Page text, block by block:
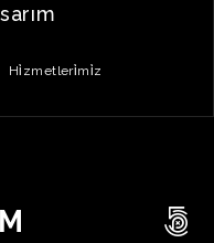
Hi̇zmetleri̇mi̇z